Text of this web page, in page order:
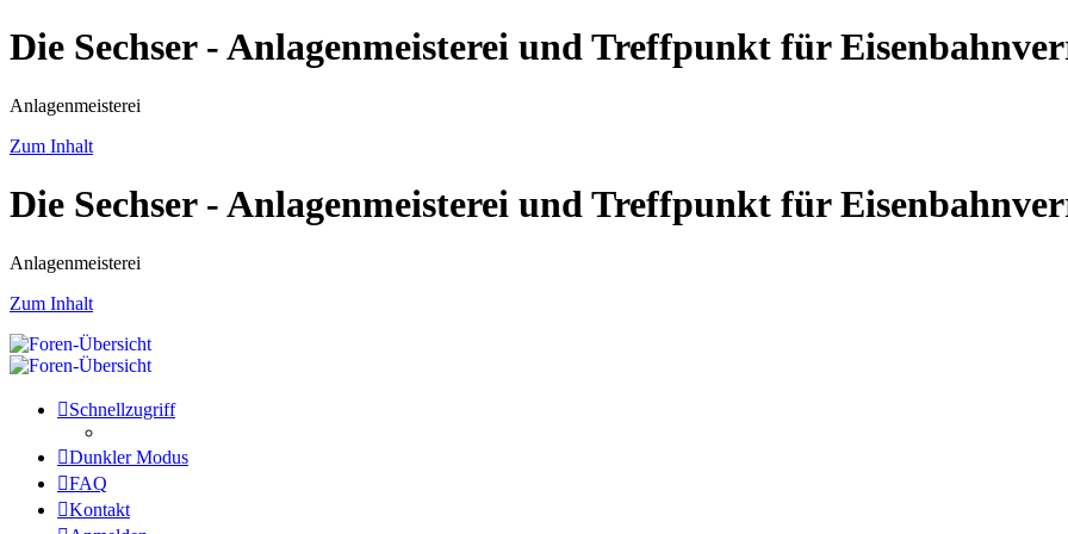
Die Sechser - Anlagenmeisterei und Treffpunkt für
Anlagenmeisterei
Zum Inhalt
Die Sechser - Anlagenmeisterei und Treffpunkt für
Anlagenmeisterei
Zum Inhalt
Schnellzugriff
Dunkler Modus
FAQ
Kontakt